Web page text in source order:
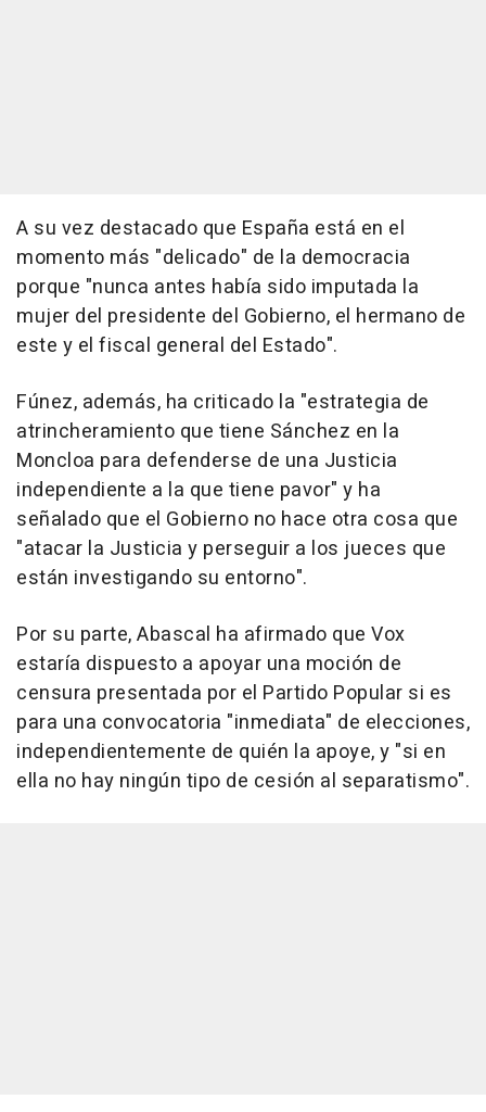
A su vez destacado que España está en el
momento más "delicado" de la democracia
porque "nunca antes había sido imputada la
mujer del presidente del Gobierno, el hermano de
este y el fiscal general del Estado".
Fúnez, además, ha criticado la "estrategia de
atrincheramiento que tiene Sánchez en la
Moncloa para defenderse de una Justicia
independiente a la que tiene pavor" y ha
señalado que el Gobierno no hace otra cosa que
"atacar la Justicia y perseguir a los jueces que
están investigando su entorno".
Por su parte, Abascal ha afirmado que Vox
estaría dispuesto a apoyar una moción de
censura presentada por el Partido Popular si es
para una convocatoria "inmediata" de elecciones,
independientemente de quién la apoye, y "si en
ella no hay ningún tipo de cesión al separatismo".